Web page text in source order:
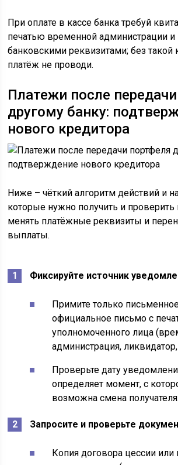
При оплате в кассе банка требуй
печатью временной администрации
банковскими реквизитами; без такой
платёж не проводи.
Платежи после
другому банку:
нового кредитора
Ниже – чёткий алгоритм действий и
которые нужно получить и проверить
менять платёжные реквизиты и
выплаты.
Фиксируйте источник
Примите только
официальное письмо с
уполномоченного лица
администрация,
Проверьте дату
определяет момент, с
возможна смена получателя.
Запросите и проверьте
Копия договора цессии или